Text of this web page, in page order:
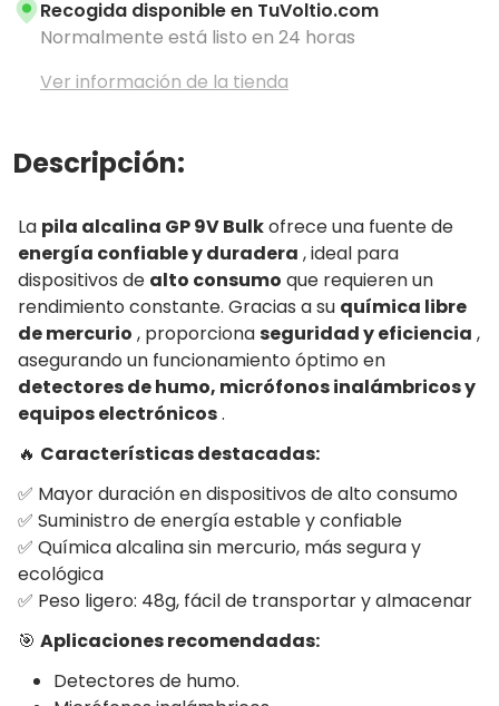
Recogida disponible en TuVoltio.com
Normalmente está listo en 24 horas
Ver información de la tienda
Descripción:
La pila alcalina GP 9V Bulkofrece una fuente de
energía confiable y duradera , ideal para
dispositivos de alto consumo que requieren un
rendimiento constante. Gracias a su química libre
de mercurio , proporcionaseguridad y eficiencia ,
asegurando un funcionamiento óptimo en
detectores de humo, micrófonos inalámbricos y
equipos electrónicos.
🔥 Características destacadas:
✅ Mayor duración en dispositivos de alto consumo
✅ Suministro de energía estable y confiable
✅ Química alcalina sin mercurio, más segura y
ecológica
✅ Peso ligero: 48g, fácil de transportar y almacenar
🎯 Aplicaciones recomendadas:
Detectores de humo.